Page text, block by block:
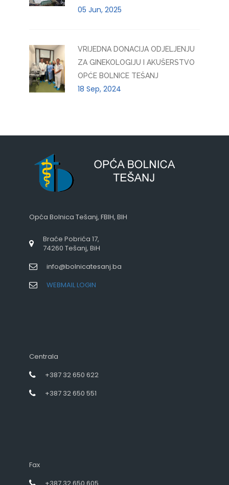
05 Jun, 2025
VRIJEDNA DONACIJA ODJELJENJU
ZA GINEKOLOGIJU I AKUŠERSTVO
OPĆE BOLNICE TEŠANJ
18 Sep, 2024
Opća Bolnica Tešanj, FBIH, BIH
Braće Pobrića 17,
74260 Tešanj, BiH
info@bolnicatesanj.ba
WEBMAIL LOGIN
Centrala
+387 32 650 622
+387 32 650 551
Fax